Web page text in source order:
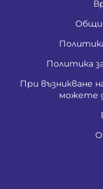
Общи
Политика
При възникване
можете